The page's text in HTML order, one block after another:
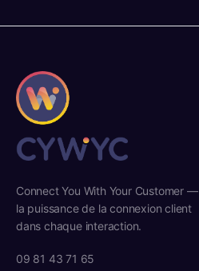
Connect You With Your Customer —
la puissance de la connexion client
dans chaque interaction.
09 81 43 71 65